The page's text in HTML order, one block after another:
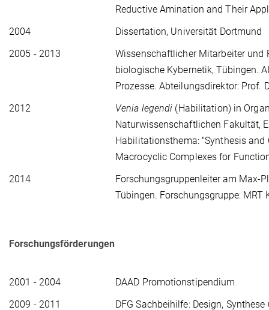
Reductive Amination and Their
2004
Dissertation, Universität Dortmund
2005 - 2013
Wissenschaftlicher Mitarbeiter
biologische Kybernetik, Tübingen.
Prozesse. Abteilungsdirektor: Prof.
2012
Venia legendi (Habilitation) in
Naturwissenschaftlichen Fakultät,
Habilitationsthema: "Synthesis
Macrocyclic Complexes for
2014 
Forschungsgruppenleiter am Max-
Tübingen. Forschungsgruppe:
Forschungsförderungen
2001 - 2004
DAAD Promotionstipendium
2009 - 2011
DFG Sachbeihilfe: Design, Synthese